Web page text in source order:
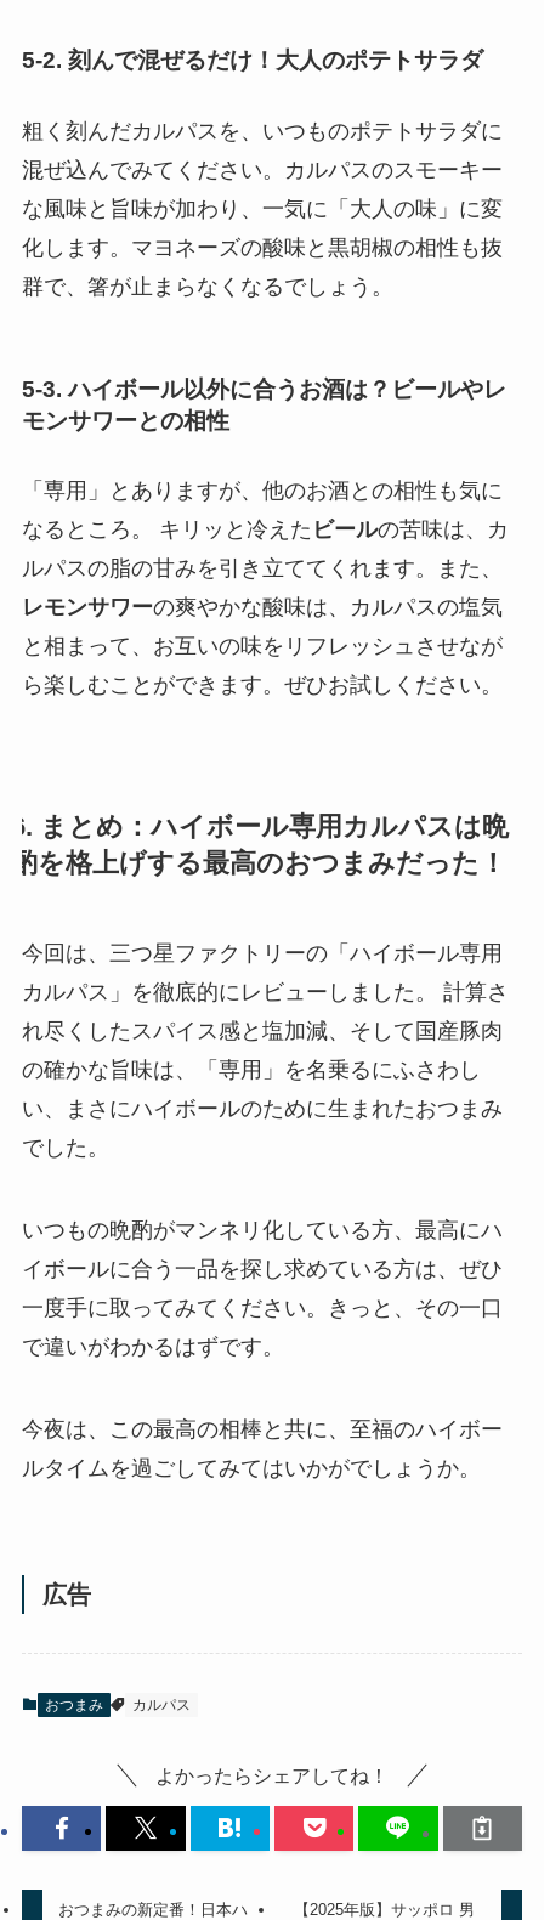
5-2. 刻んで混ぜるだけ！大人のポテトサラダ
粗く刻んだカルパスを、いつものポテトサラダに
混ぜ込んでみてください。カルパスのスモーキー
な風味と旨味が加わり、一気に「大人の味」に変
化します。マヨネーズの酸味と黒胡椒の相性も抜
群で、箸が止まらなくなるでしょう。
5-3. ハイボール以外に合うお酒は？ビールやレ
モンサワーとの相性
「専用」とありますが、他のお酒との相性も気に
なるところ。 キリッと冷えた ビールの苦味は、カ
ルパスの脂の甘みを引き立ててくれます。また、
レモンサワーの爽やかな酸味は、カルパスの塩気
と相まって、お互いの味をリフレッシュさせなが
ら楽しむことができます。ぜひお試しください。
6. まとめ：ハイボール専用カルパスは晩
酌を格上げする最高のおつまみだった！
今回は、三つ星ファクトリーの「ハイボール専用
カルパス」を徹底的にレビューしました。 計算さ
れ尽くしたスパイス感と塩加減、そして国産豚肉
の確かな旨味は、「専用」を名乗るにふさわし
い、まさにハイボールのために生まれたおつまみ
でした。
いつもの晩酌がマンネリ化している方、最高にハ
イボールに合う一品を探し求めている方は、ぜひ
一度手に取ってみてください。きっと、その一口
で違いがわかるはずです。
今夜は、この最高の相棒と共に、至福のハイボー
ルタイムを過ごしてみてはいかがでしょうか。
広告
おつまみ カルパス
よかったらシェアしてね！
おつまみの新定番！日本ハ
【2025年版】サッポロ 男